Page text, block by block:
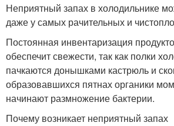
Неприятный запах в холодильнике
даже у самых рачительных и
Постоянная инвентаризация
обеспечит свежести, так как полки
пачкаются донышками кастрюль и
образовавшихся пятнах органики
начинают размножение бактерии.
Почему возникает неприятный запах